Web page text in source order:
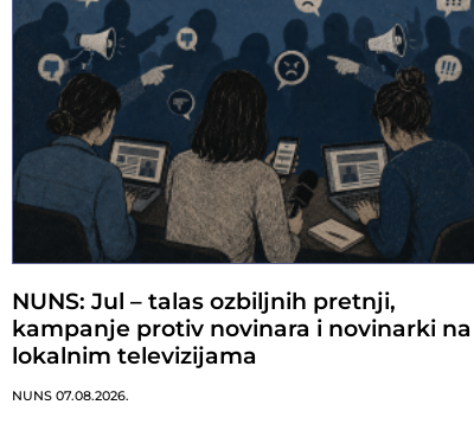
NUNS: Jul – talas ozbiljnih pretnji,
kampanje protiv novinara i novinarki na
lokalnim televizijama
NUNS 07.08.2026.